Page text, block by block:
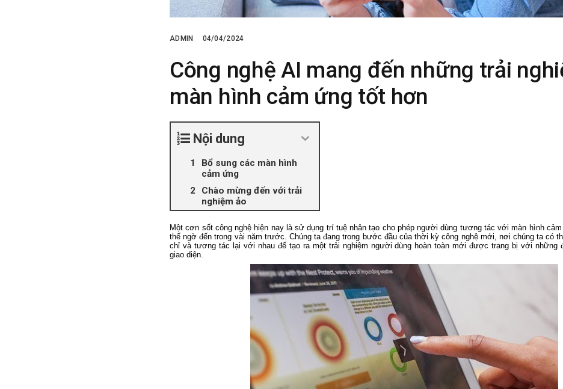
ADMIN 04/04/2024
Công nghệ AI mang đến những trải
màn hình cảm ứng tốt hơn
Nội dung
Bổ sung các màn hình
cảm ứng
Chào mừng đến với trải
nghiệm ảo
Một cơn sốt công nghệ hiện nay là sử dụng trí tuệ nhân tạo cho phép người dùng tương tác với màn hình
thể ngờ đến trong vài năm trước. Chúng ta đang trong bước đầu của thời kỳ công nghệ mới, nơi chúng ta có
chỉ và tương tác lại với nhau để tạo ra một trải nghiệm người dùng hoàn toàn mới được trang bị với những
giao diện.